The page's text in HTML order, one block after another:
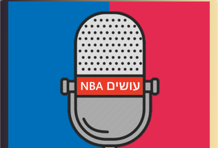
דוידוביץ׳ ועידן לוצקי
רבע 4: מחממים מנועים לאולסטאר, ומקוששים שאריות עד
קרדיט תמונות:עידן לוצקי